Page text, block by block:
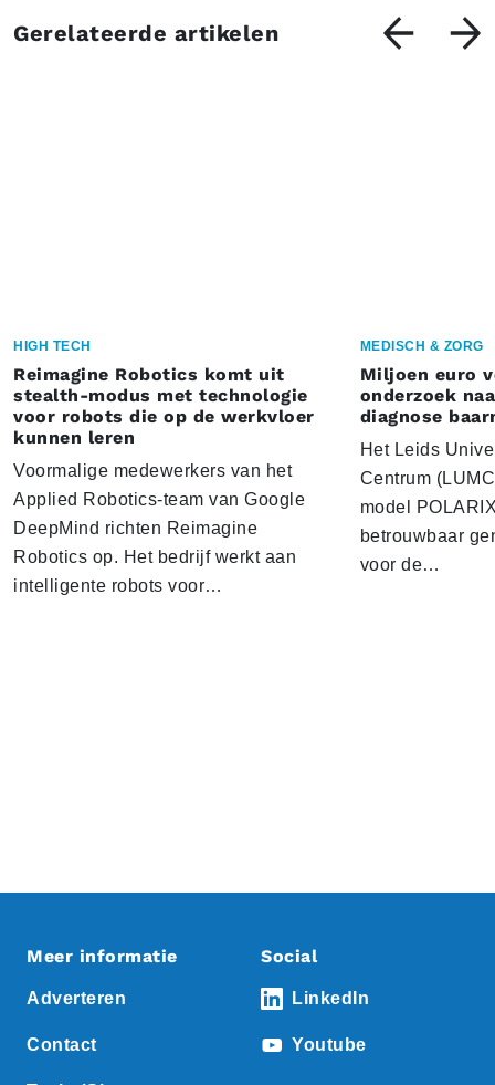
Gerelateerde artikelen
HIGH TECH
Reimagine Robotics komt uit
stealth-modus met technologie
voor robots die op de werkvloer
kunnen leren
Voormalige medewerkers van het
Applied Robotics-team van Google
DeepMind richten Reimagine
Robotics op. Het bedrijf werkt aan
intelligente robots voor…
MEDISCH & ZORG
Miljoen euro
onderzoek
diagnose
Het Leids
Centrum
model
betrouwbaar
voor de…
Meer informatie
Adverteren
Contact
Social
LinkedIn
Youtube